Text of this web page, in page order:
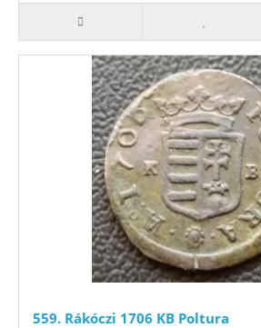
559. Rákóczi 1706 KB Poltura